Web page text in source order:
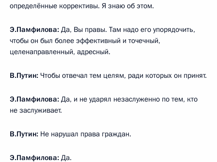
определённые коррективы. Я знаю об этом.
Э.Памфилова: Да, Вы правы. Там надо его упорядочить,
чтобы он был более эффективный и точечный,
целенаправленный, адресный.
В.Путин: Чтобы отвечал тем целям, ради которых он принят.
Э.Памфилова: Да, и не ударял незаслуженно по тем, кто
не заслуживает.
В.Путин: Не нарушал права граждан.
Э.Памфилова: Да.